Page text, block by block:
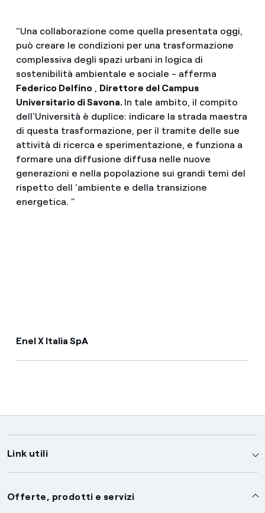
“Una collaborazione come quella presentata oggi,
può creare le condizioni per una trasformazione
complessiva degli spazi urbani in logica di
sostenibilità ambientale e sociale - afferma
Federico Delfino, Direttore del Campus
Universitario di Savona. In tale ambito, il compito
dell'Università è duplice: indicare la strada maestra
di questa trasformazione, per il tramite delle sue
attività di ricerca e sperimentazione, e funziona a
formare una diffusione diffusa nelle nuove
generazioni e nella popolazione sui grandi temi del
rispetto dell 'ambiente e della transizione
energetica. ”
Enel X Italia SpA
Link utili
Assistenza
Offerte, prodotti e servizi